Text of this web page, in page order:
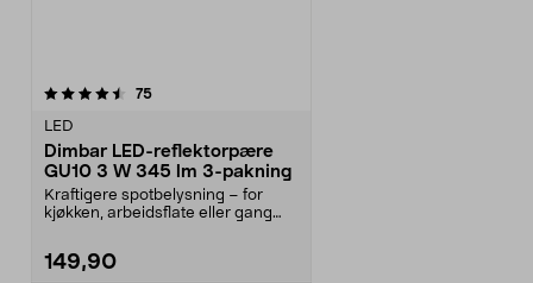
75anmeldelser
LED
Dimbar LED-reflektorpære
GU10 3 W 345 lm 3-pakning
Kraftigere spotbelysning – for
kjøkken, arbeidsflate eller gang
149,90